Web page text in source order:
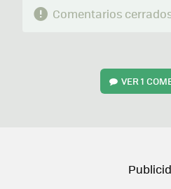
Comentarios
VER1